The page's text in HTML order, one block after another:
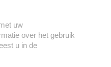
uw
over het gebruik
u in de